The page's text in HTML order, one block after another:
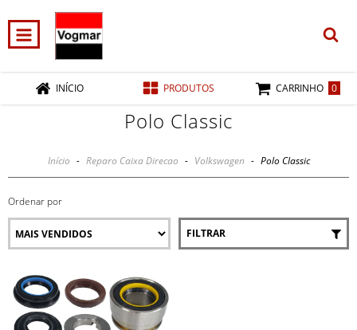
INÍCIO PRODUTOS CARRINHO 0
Polo Classic
Início - Reparo Caixa Direcao - Volkswagen - Polo Classic
Ordenar por
FILTRAR